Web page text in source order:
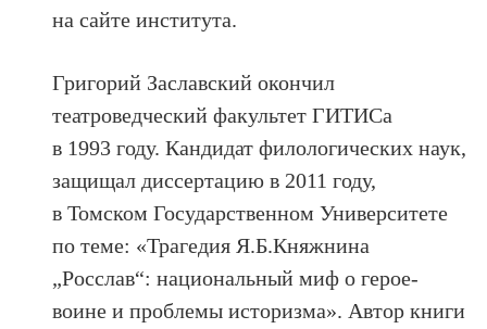
на сайте института.
Григорий Заславский окончил
театроведческий факультет ГИТИСа
в 1993 году. Кандидат филологических наук,
защищал диссертацию в 2011 году,
в Томском Государственном Университете
по теме: «Трагедия Я.Б.Княжнина
„Росслав“: национальный миф о герое-
воине и проблемы историзма». Автор книги